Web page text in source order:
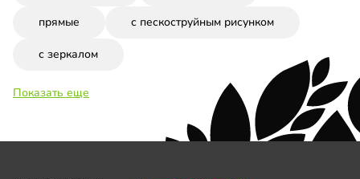
прямые с пескоструйным рисунком
с зеркалом
Показать еще